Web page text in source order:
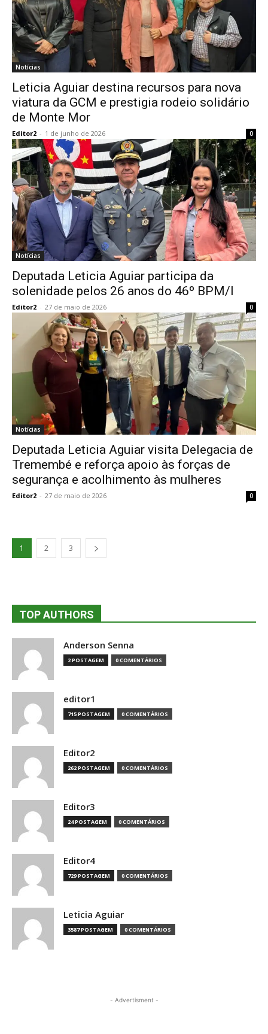
Notícias
Leticia Aguiar destina recursos para nova
viatura da GCM e prestigia rodeio solidário
de Monte Mor
Editor2 - 1 de junho de 2026 0
Notícias
Deputada Leticia Aguiar participa da
solenidade pelos 26 anos do 46º BPM/I
Editor2 - 27 de maio de 2026 0
Notícias
Deputada Leticia Aguiar visita Delegacia de
Tremembé e reforça apoio às forças de
segurança e acolhimento às mulheres
Editor2 - 27 de maio de 2026 0
1 2 3
TOP AUTHORS
Anderson Senna
2 POSTAGEM 0 COMENTÁRIOS
editor1
715 POSTAGEM 0 COMENTÁRIOS
Editor2
262 POSTAGEM 0 COMENTÁRIOS
Editor3
24 POSTAGEM 0 COMENTÁRIOS
Editor4
729 POSTAGEM 0 COMENTÁRIOS
Leticia Aguiar
3587 POSTAGEM 0 COMENTÁRIOS
- Advertisment -